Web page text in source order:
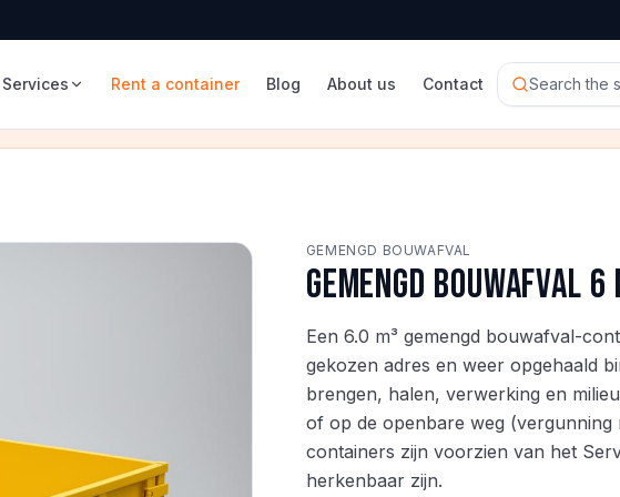
Services Rent a container Blog About us Contact Search the
GEMENGD BOUWAFVAL
Gemengd bouwafval 6
Een 6.0 m³ gemengd bouwafval-
gekozen adres en weer opgehaald
brengen, halen, verwerking en
of op de openbare weg (vergunning
containers zijn voorzien van het
herkenbaar zijn.